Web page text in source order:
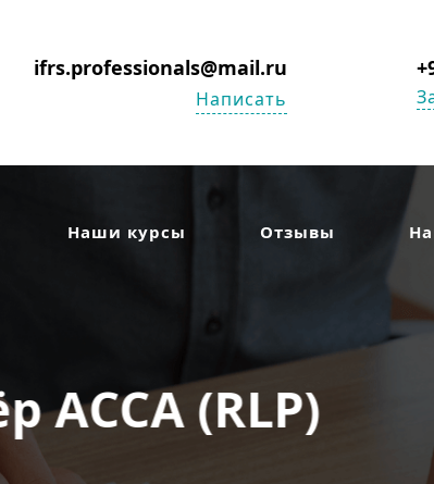
ifrs.professionals@mail.ru
Написать
Наши курсы Отзывы
учебный